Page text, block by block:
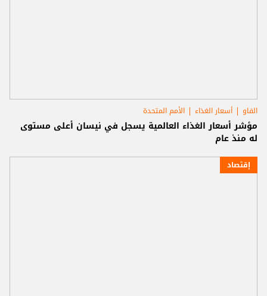
الفاو أسعار الغذاء الأمم المتحدة
مؤشر أسعار الغذاء العالمية يسجل في نيسان أعلى مستوى
له منذ عام
إقتصاد